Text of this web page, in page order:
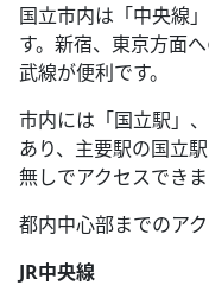
国立市内は「中央線
す。新宿、東京方面
武線が便利です。
市内には「国立駅」
あり、主要駅の国立
無しでアクセスできま
都内中心部までのア
JR中央線